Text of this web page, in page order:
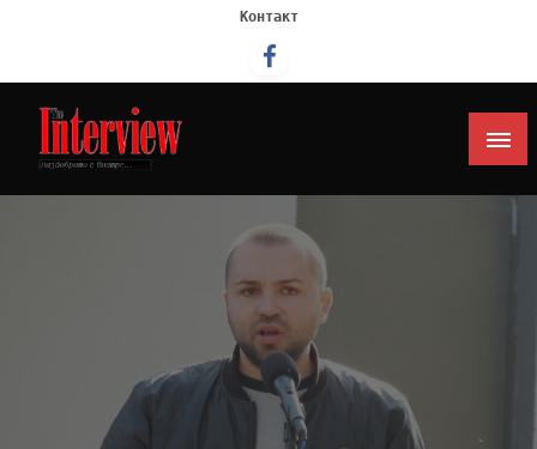
Контакт
Интервју